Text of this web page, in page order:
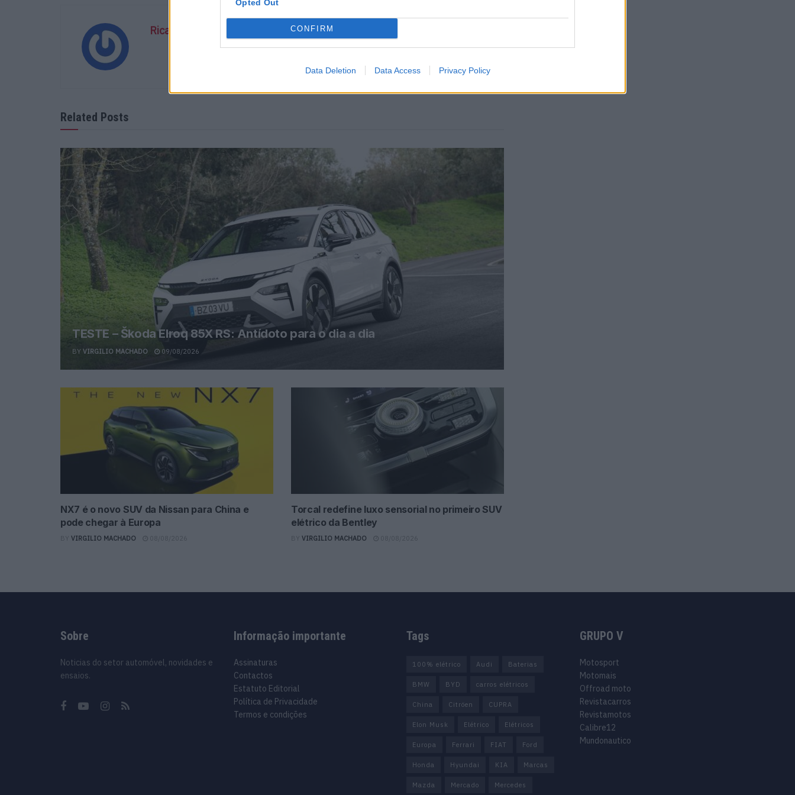
Opted Out
CONFIRM
Data Deletion Data Access Privacy Policy
Ricardo Carvalho
Related Posts
TESTE – Škoda Elroq 85X RS: Antídoto para o dia a dia
BY VIRGILIO MACHADO 09/08/2026
NX7 é o novo SUV da Nissan para China e
pode chegar à Europa
BY VIRGILIO MACHADO
Torcal redefine luxo sensorial no primeiro SUV
elétrico da Bentley
BY VIRGILIO MACHADO
Sobre
Noticias do setor automóvel, novidades e
ensaios.
Informação importante
Assinaturas
Contactos
Estatuto Editorial
Política de Privacidade
Termos e condições
Tags
100% elétrico Audi Baterias
BMW BYD carros elétricos
China Citröen CUPRA
Elon Musk Elétrico Elétricos
Europa Ferrari FIAT Ford
Honda Hyundai KIA Marcas
Mazda Mercado Mercedes
GRUPO V
Motosport
Motomais
Offroad moto
Revistacarros
Revistamotos
Calibre12
Mundonautico